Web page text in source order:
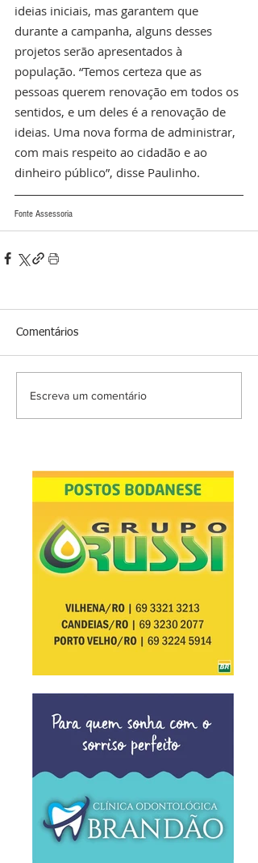
ideias iniciais, mas garantem que
durante a campanha, alguns desses
projetos serão apresentados à
população. “Temos certeza que as
pessoas querem renovação em todos os
sentidos, e um deles é a renovação de
ideias. Uma nova forma de administrar,
com mais respeito ao cidadão e ao
dinheiro público”, disse Paulinho.
Fonte Assessoria
Comentários
Escreva um comentário